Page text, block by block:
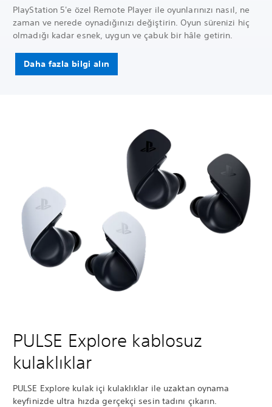
PlayStation 5'e özel Remote Player ile oyunlarınızı nasıl, ne
zaman ve nerede oynadığınızı değiştirin. Oyun sürenizi hiç
olmadığı kadar esnek, uygun ve çabuk bir hâle getirin.
Daha fazla bilgi alın
PULSE Explore kablosuz
kulaklıklar
PULSE Explore kulak içi kulaklıklar ile uzaktan oynama
keyfinizde ultra hızda gerçekçi sesin tadını çıkarın.